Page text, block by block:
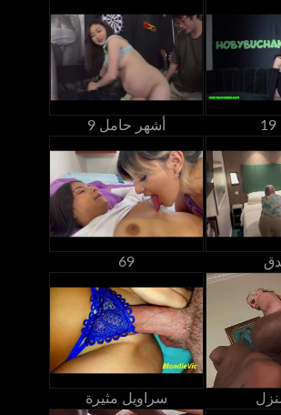
9 أشهر حامل
69
سراويل مثيرة